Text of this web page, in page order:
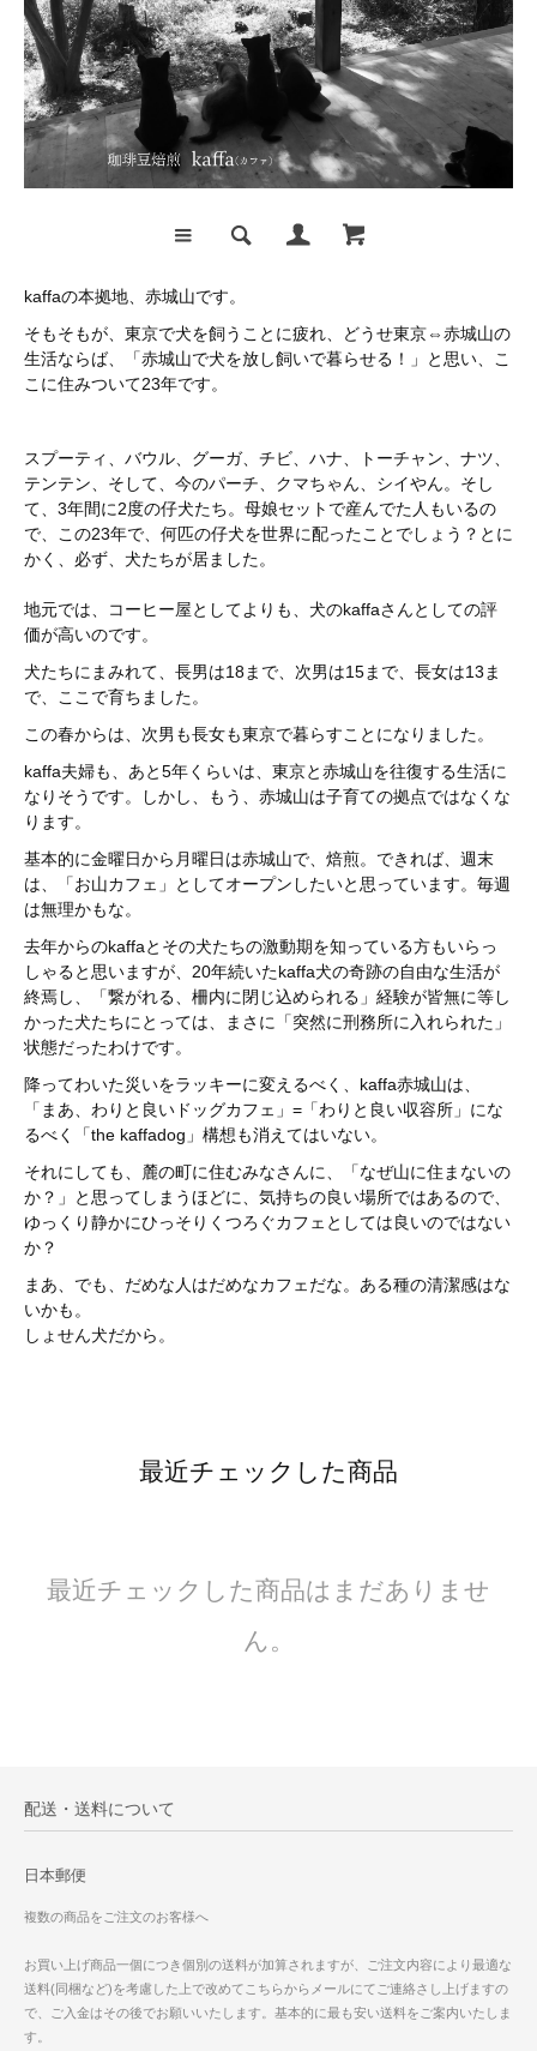
kaffaの本拠地、赤城山です。
そもそもが、東京で犬を飼うことに疲れ、どうせ東京⇔赤城山の
生活ならば、「赤城山で犬を放し飼いで暮らせる！」と思い、こ
こに住みついて23年です。
スプーティ、バウル、グーガ、チビ、ハナ、トーチャン、ナツ、
テンテン、そして、今のパーチ、クマちゃん、シイやん。そし
て、3年間に2度の仔犬たち。母娘セットで産んでた人もいるの
で、この23年で、何匹の仔犬を世界に配ったことでしょう？とに
かく、必ず、犬たちが居ました。
地元では、コーヒー屋としてよりも、犬のkaffaさんとしての評
価が高いのです。
犬たちにまみれて、長男は18まで、次男は15まで、長女は13ま
で、ここで育ちました。
この春からは、次男も長女も東京で暮らすことになりました。
kaffa夫婦も、あと5年くらいは、東京と赤城山を往復する生活に
なりそうです。しかし、もう、赤城山は子育ての拠点ではなくな
ります。
基本的に金曜日から月曜日は赤城山で、焙煎。できれば、週末
は、「お山カフェ」としてオープンしたいと思っています。毎週
は無理かもな。
去年からのkaffaとその犬たちの激動期を知っている方もいらっ
しゃると思いますが、20年続いたkaffa犬の奇跡の自由な生活が
終焉し、「繋がれる、柵内に閉じ込められる」経験が皆無に等し
かった犬たちにとっては、まさに「突然に刑務所に入れられた」
状態だったわけです。
降ってわいた災いをラッキーに変えるべく、kaffa赤城山は、
「まあ、わりと良いドッグカフェ」=「わりと良い収容所」にな
るべく「the kaffadog」構想も消えてはいない。
それにしても、麓の町に住むみなさんに、「なぜ山に住まないの
か？」と思ってしまうほどに、気持ちの良い場所ではあるので、
ゆっくり静かにひっそりくつろぐカフェとしては良いのではない
か？
まあ、でも、だめな人はだめなカフェだな。ある種の清潔感はな
いかも。
しょせん犬だから。
最近チェックした商品
最近チェックした商品はまだありませ
ん。
配送・送料について
日本郵便
複数の商品をご注文のお客様へ
お買い上げ商品一個につき個別の送料が加算されますが、ご注文内容により最適な
送料(同梱など)を考慮した上で改めてこちらからメールにてご連絡さし上げますの
で、ご入金はその後でお願いいたします。基本的に最も安い送料をご案内いたしま
す。